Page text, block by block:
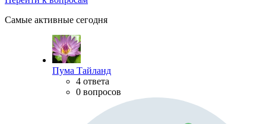
Самые активные сегодня
Пума Тайланд
4 ответа
0 вопросов